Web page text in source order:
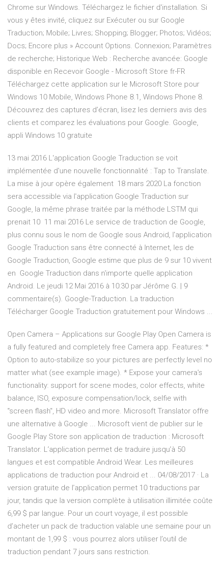
Chrome sur Windows. Téléchargez le fichier d'installation. Si
vous y êtes invité, cliquez sur Exécuter ou sur Google
Traduction; Mobile; Livres; Shopping; Blogger; Photos; Vidéos;
Docs; Encore plus » Account Options. Connexion; Paramètres
de recherche; Historique Web : Recherche avancée: Google
disponible en Recevoir Google - Microsoft Store fr-FR
Téléchargez cette application sur le Microsoft Store pour
Windows 10 Mobile, Windows Phone 8.1, Windows Phone 8.
Découvrez des captures d’écran, lisez les derniers avis des
clients et comparez les évaluations pour Google. Google,
appli Windows 10 gratuite
13 mai 2016 L'application Google Traduction se voit
implémentée d'une nouvelle fonctionnalité : Tap to Translate.
La mise à jour opère également 18 mars 2020 La fonction
sera accessible via l'application Google Traduction sur
Google, la même phrase traitée par la méthode LSTM qui
prenait 10 11 mai 2016 Le service de traduction de Google,
plus connu sous le nom de Google sous Android, l'application
Google Traduction sans être connecté à Internet, les de
Google Traduction, Google estime que plus de 9 sur 10 vivent
en Google Traduction dans n'importe quelle application
Android. Le jeudi 12 Mai 2016 à 10:30 par Jérôme G. | 9
commentaire(s). Google-Traduction. La traduction
Télécharger Google Traduction gratuitement pour Windows ...
Open Camera – Applications sur Google Play Open Camera is
a fully featured and completely free Camera app. Features: *
Option to auto-stabilize so your pictures are perfectly level no
matter what (see example image). * Expose your camera's
functionality: support for scene modes, color effects, white
balance, ISO, exposure compensation/lock, selfie with
"screen flash", HD video and more. Microsoft Translator offre
une alternative à Google ... Microsoft vient de publier sur le
Google Play Store son application de traduction : Microsoft
Translator. L’application permet de traduire jusqu’à 50
langues et est compatible Android Wear. Les meilleures
applications de traduction pour Android et ... 04/08/2017 · La
version gratuite de l’application permet 10 traductions par
jour, tandis que la version complète à utilisation illimitée coûte
6,99 $ par langue. Pour un court voyage, il est possible
d’acheter un pack de traduction valable une semaine pour un
montant de 1,99 $ : vous pourrez alors utiliser l’outil de
traduction pendant 7 jours sans restriction.